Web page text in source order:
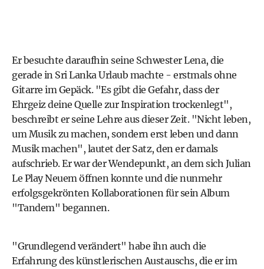
Er besuchte daraufhin seine Schwester Lena, die
gerade in Sri Lanka Urlaub machte - erstmals ohne
Gitarre im Gepäck. "Es gibt die Gefahr, dass der
Ehrgeiz deine Quelle zur Inspiration trockenlegt",
beschreibt er seine Lehre aus dieser Zeit. "Nicht leben,
um Musik zu machen, sondern erst leben und dann
Musik machen", lautet der Satz, den er damals
aufschrieb. Er war der Wendepunkt, an dem sich Julian
Le Play Neuem öffnen konnte und die nunmehr
erfolgsgekrönten Kollaborationen für sein Album
"Tandem" begannen.
"Grundlegend verändert" habe ihn auch die
Erfahrung des künstlerischen Austauschs, die er im